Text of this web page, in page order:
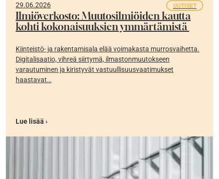
29.06.2026 UUTISET
Ilmiöverkosto: Muutosilmiöiden kautta
kohti kokonaisuuksien ymmärtämistä
Kiinteistö- ja rakentamisala elää voimakasta murrosvaihetta.
Digitalisaatio, vihreä siirtymä, ilmastonmuutokseen
varautuminen ja kiristyvät vastuullisuusvaatimukset
haastavat…
Lue lisää ›